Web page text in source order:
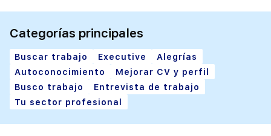
Categorías principales
Buscar trabajo Executive
Alegrías
Autoconocimiento
Mejorar CV y perfil
Busco trabajo
Entrevista de trabajo
Tu sector profesional